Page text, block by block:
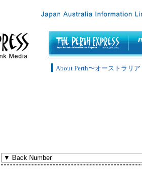
About Perth〜オーストラリ